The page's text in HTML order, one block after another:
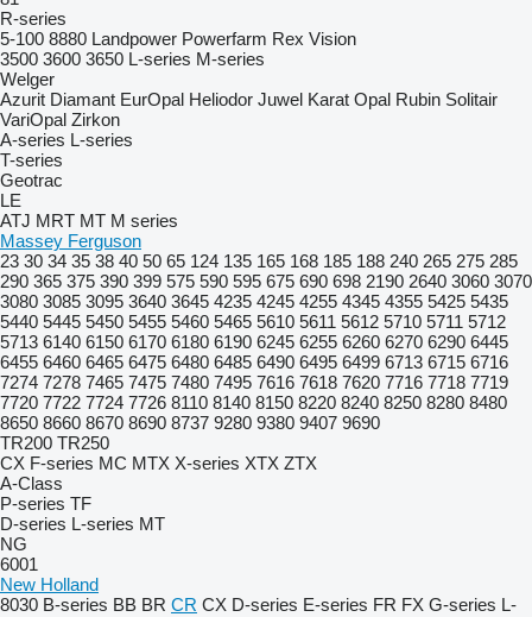
R-series
5-100 8880 Landpower Powerfarm Rex Vision
3500 3600 3650 L-series M-series
Welger
Azurit Diamant EurOpal Heliodor Juwel Karat Opal Rubin Solitair
VariOpal Zirkon
A-series L-series
T-series
Geotrac
LE
ATJ MRT MT M series
Massey Ferguson
23 30 34 35 38 40 50 65 124 135 165 168 185 188 240 265 275 285
290 365 375 390 399 575 590 595 675 690 698 2190 2640 3060 3070
3080 3085 3095 3640 3645 4235 4245 4255 4345 4355 5425 5435
5440 5445 5450 5455 5460 5465 5610 5611 5612 5710 5711 5712
5713 6140 6150 6170 6180 6190 6245 6255 6260 6270 6290 6445
6455 6460 6465 6475 6480 6485 6490 6495 6499 6713 6715 6716
7274 7278 7465 7475 7480 7495 7616 7618 7620 7716 7718 7719
7720 7722 7724 7726 8110 8140 8150 8220 8240 8250 8280 8480
8650 8660 8670 8690 8737 9280 9380 9407 9690
TR200 TR250
CX F-series MC MTX X-series XTX ZTX
A-Class
P-series TF
D-series L-series MT
NG
6001
New Holland
8030 B-series BB BR CR CX D-series E-series FR FX G-series L-